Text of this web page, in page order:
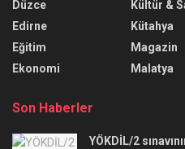
Düzce
Edirne
Eğitim
Ekonomi
Kültür &
Kütahya
Magazin
Malatya
Son Haberler
YÖKDİL/2